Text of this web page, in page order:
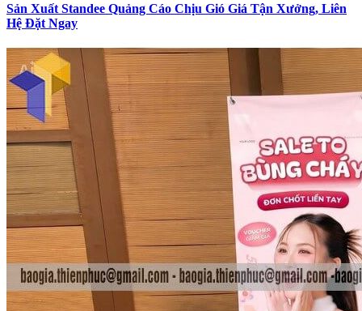
Sản Xuất Standee Quảng Cáo Chịu Gió Giá Tận Xưởng, Liên
Hệ Đặt Ngay